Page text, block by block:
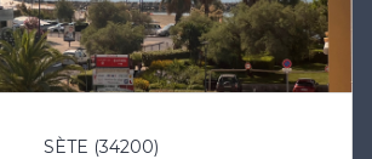
SÈTE (34200)